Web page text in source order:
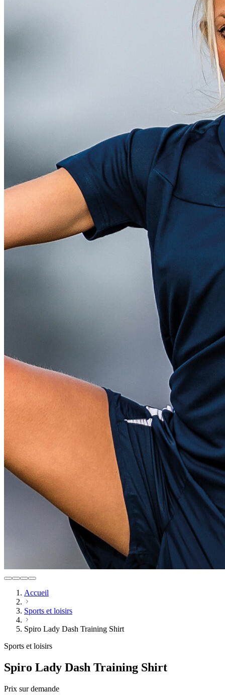
Accueil
Sports et loisirs
Spiro Lady Dash Training Shirt
Sports et loisirs
Spiro Lady Dash Training Shirt
Prix sur demande